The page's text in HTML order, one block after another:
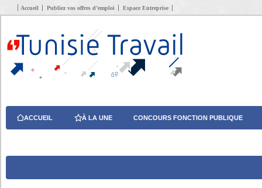
Accueil Publiez vos offres d’emploi Espace Entreprise
ACCUEIL À LA UNE CONCOURS FONCTION PUBLIQUE